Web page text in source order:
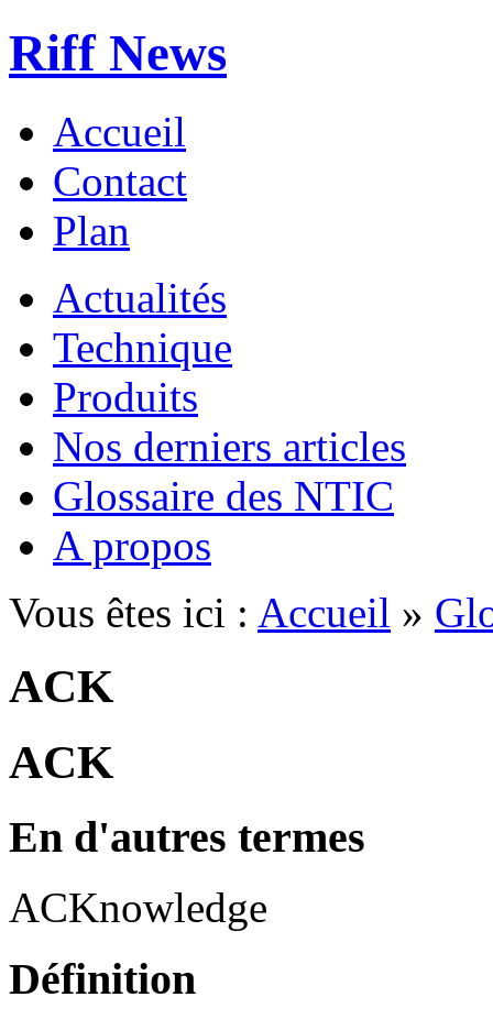
Riff News
Accueil
Contact
Plan
Actualités
Technique
Produits
Nos derniers articles
Glossaire des NTIC
A propos
Vous êtes ici : Accueil »
ACK
ACK
En d'autres termes
ACKnowledge
Définition